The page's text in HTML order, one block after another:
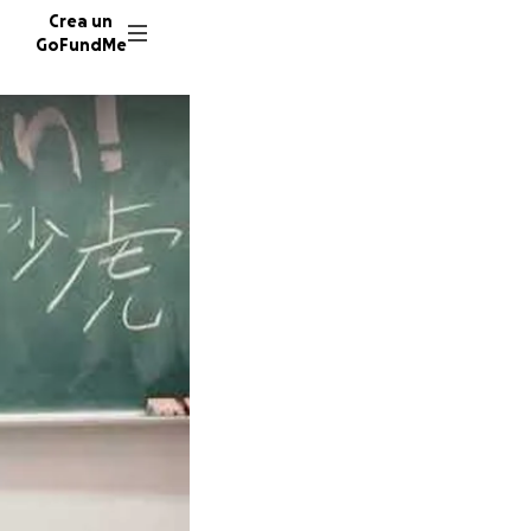
Crea un
GoFundMe